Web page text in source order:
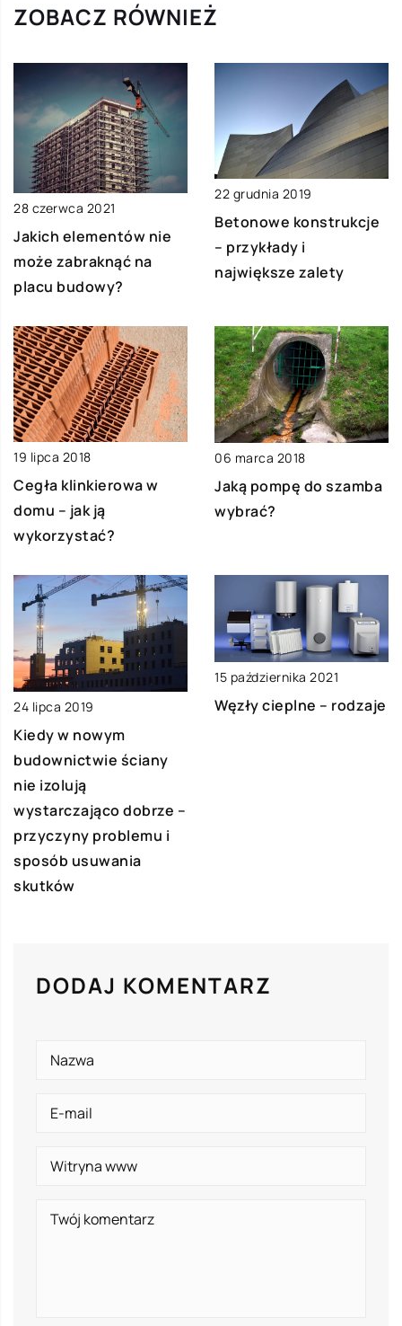
ZOBACZ RÓWNIEŻ
28 czerwca 2021
Jakich elementów nie
może zabraknąć na
placu budowy?
22 grudnia 2019
Betonowe konstrukcje
– przykłady i
największe zalety
19 lipca 2018
Cegła klinkierowa w
domu – jak ją
wykorzystać?
06 marca 2018
Jaką pompę do szamba
wybrać?
24 lipca 2019
Kiedy w nowym
budownictwie ściany
nie izolują
wystarczająco dobrze –
przyczyny problemu i
sposób usuwania
skutków
15 października 2021
Węzły cieplne – rodzaje
DODAJ KOMENTARZ